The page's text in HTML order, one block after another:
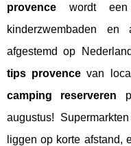
provence wordt een
kinderzwembaden en
afgestemd op
tips provence van
camping reserveren
augustus!
liggen op korte afstand,